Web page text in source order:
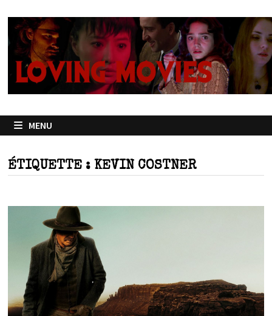
contenu
MENU
ÉTIQUETTE : KEVIN COSTNER